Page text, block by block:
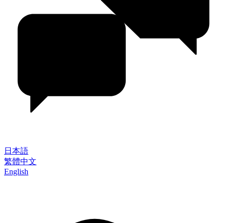
日本語
繁體中文
English